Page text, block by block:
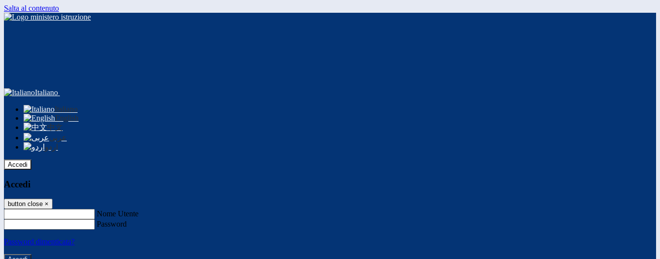
Salta al contenuto
Italiano
Italiano
English
中文
عربى
اردو
Accedi
Accedi
button close ×
Nome Utente
Password
Password dimenticata?